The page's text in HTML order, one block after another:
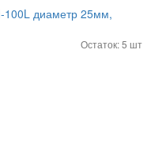
100L диаметр 25мм,
Остаток: 5 шт